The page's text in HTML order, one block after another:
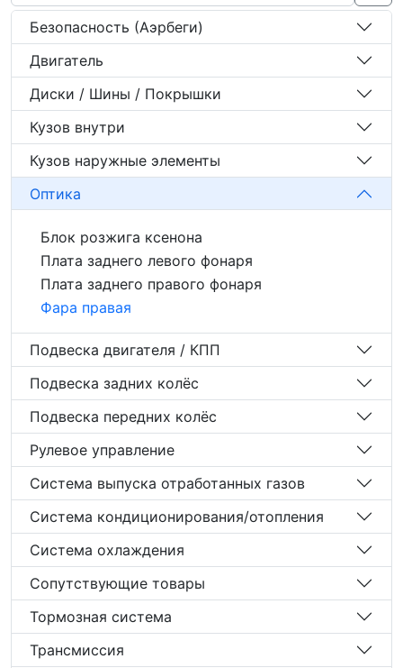
Безопасность (Аэрбеги)
Двигатель
Диски / Шины / Покрышки
Кузов внутри
Кузов наружные элементы
Оптика
Блок розжига ксенона
Плата заднего левого фонаря
Плата заднего правого фонаря
Фара правая
Подвеска двигателя / КПП
Подвеска задних колёс
Подвеска передних колёс
Рулевое управление
Система выпуска отработанных газов
Система кондиционирования/отопления
Система охлаждения
Сопутствующие товары
Тормозная система
Трансмиссия